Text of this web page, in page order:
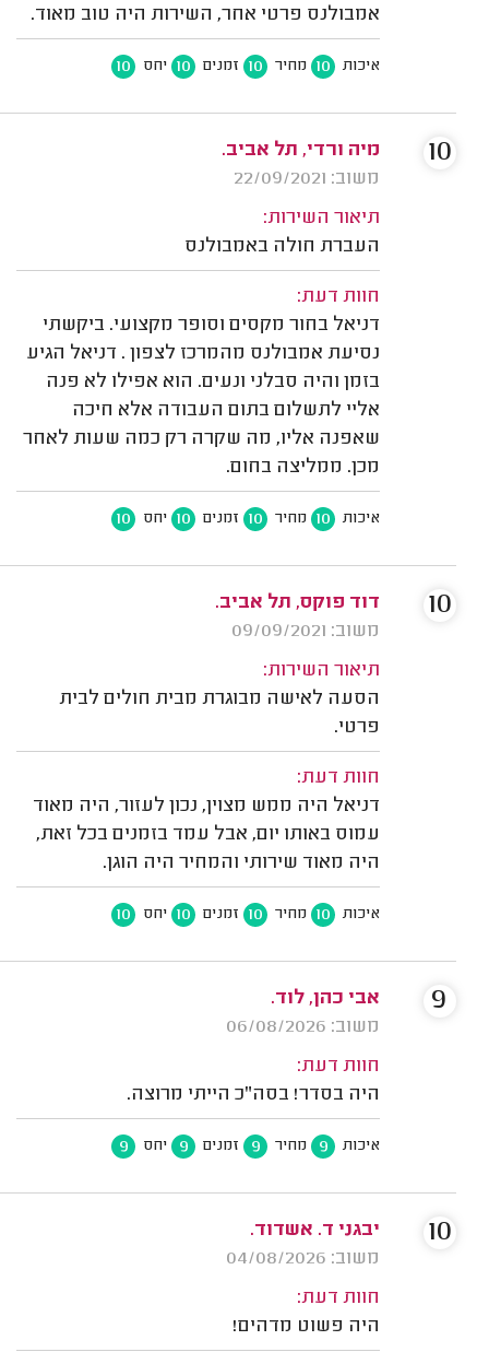
אמבולנס פרטי אחר, השירות היה טוב מאוד.
איכות 10 מחיר 10 זמנים 10 יחס 10
מיה ורדי, תל אביב.
משוב: 22/09/2021
תיאור השירות:
העברת חולה באמבולנס
חוות דעת:
דניאל בחור מקסים וסופר מקצועי. ביקשתי
נסיעת אמבולנס מהמרכז לצפון . דניאל הגיע
בזמן והיה סבלני ונעים. הוא אפילו לא פנה
אליי לתשלום בתום העבודה אלא חיכה
שאפנה אליו, מה שקרה רק כמה שעות לאחר
מכן. ממליצה בחום.
איכות 10 מחיר 10 זמנים 10 יחס 10
10
דוד פוקס, תל אביב.
משוב: 09/09/2021
תיאור השירות:
הסעה לאישה מבוגרת מבית חולים לבית
פרטי.
חוות דעת:
דניאל היה ממש מצוין, נכון לעזור, היה מאוד
עמוס באותו יום, אבל עמד בזמנים בכל זאת,
היה מאוד שירותי והמחיר היה הוגן.
איכות 10 מחיר 10 זמנים 10 יחס 10
10
אבי כהן, לוד.
משוב: 06/08/2026
חוות דעת:
היה בסדר! בסה"כ הייתי מרוצה.
איכות 9 מחיר 9 זמנים 9 יחס 9
9
יבגני ד. אשדוד.
משוב: 04/08/2026
חוות דעת:
היה פשוט מדהים!
10